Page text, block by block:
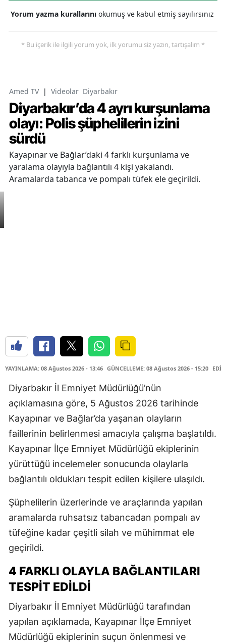
Yorum yazma kurallarını okumuş ve kabul etmiş sayılırsınız
* Bu içerik ile ilgili yorum yok, ilk yorumu siz yazın, tartışalım *
Amed TV | Videolar Diyarbakır
Diyarbakır’da 4 ayrı kurşunlama
olayı: Polis şüphelilerin izini
sürdü
Kayapınar ve Bağlar’daki 4 farklı kurşunlama ve
yaralama olayıyla bağlantılı 4 kişi yakalandı.
Aramalarda tabanca ve pompalı tüfek ele geçirildi.
YAYINLAMA: 08 Ağustos 2026 - 13:46 GÜNCELLEME: 08 Ağustos 2026 - 15:20
Diyarbakır İl Emniyet Müdürlüğü’nün
açıklamasına göre, 5 Ağustos 2026 tarihinde
Kayapınar ve Bağlar’da yaşanan olayların
faillerinin belirlenmesi amacıyla çalışma başlatıldı.
Kayapınar İlçe Emniyet Müdürlüğü ekiplerinin
yürüttüğü incelemeler sonucunda olaylarla
bağlantılı oldukları tespit edilen kişilere ulaşıldı.
Şüphelilerin üzerlerinde ve araçlarında yapılan
aramalarda ruhsatsız tabancadan pompalı av
tüfeğine kadar çeşitli silah ve mühimmat ele
geçirildi.
4 FARKLI OLAYLA BAĞLANTILARI
TESPİT EDİLDİ
Diyarbakır İl Emniyet Müdürlüğü tarafından
yapılan açıklamada, Kayapınar İlçe Emniyet
Müdürlüğü ekiplerinin suçun önlenmesi ve